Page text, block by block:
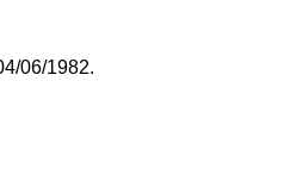
06/1982.